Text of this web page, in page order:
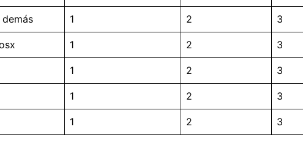
1 2 3
1 2 3
1 2 3
1 2 3
1 2 3